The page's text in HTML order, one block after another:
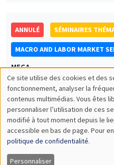
ANNULÉ SÉMINAIRES
MACRO AND LABOR MARKET
MEGA
Jeudi 6 avril 2023
10:00 à 11:00
Jean Imbs
NYU Abu Dhabi
Measuring openness
Utilisation
des
données
personnelles
et
Ce site utilise des cookies et des
fonctionnement, analyser la
contenus multimédias. Vous êtes
personnaliser l’utilisation de ces
modifié à tout moment depuis le
accessible en bas de page. Pour
politique de confidentialité.
Personnaliser